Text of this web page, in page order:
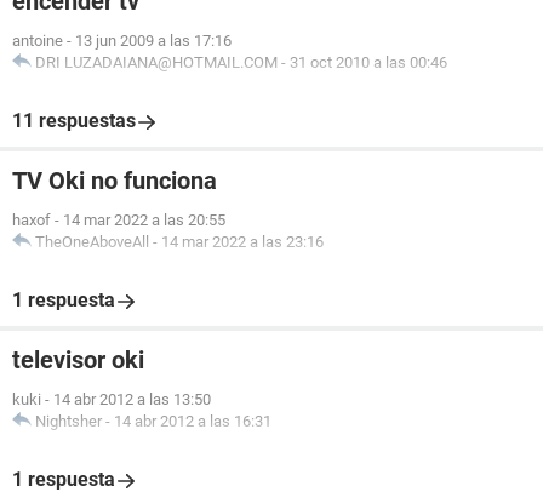
antoine - 13 jun 2009 a las 17:16
DRI LUZADAIANA@HOTMAIL.COM - 31 oct 2010 a las 00:46
11 respuestas
TV Oki no funciona
haxof - 14 mar 2022 a las 20:55
TheOneAboveAll - 14 mar 2022 a las 23:16
1 respuesta
televisor oki
kuki - 14 abr 2012 a las 13:50
Nightsher - 14 abr 2012 a las 16:31
1 respuesta